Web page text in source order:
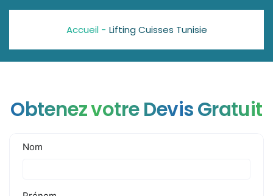
Accueil - Lifting Cuisses Tunisie
Obtenez votre Devis Gratuit